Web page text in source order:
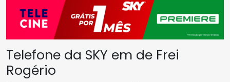
Telefone da SKY em de Frei
Rogério